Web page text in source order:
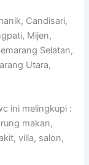
Candisari,
Mijen,
Selatan,
Utara,
ini melingkupi :
makan,
villa, salon,